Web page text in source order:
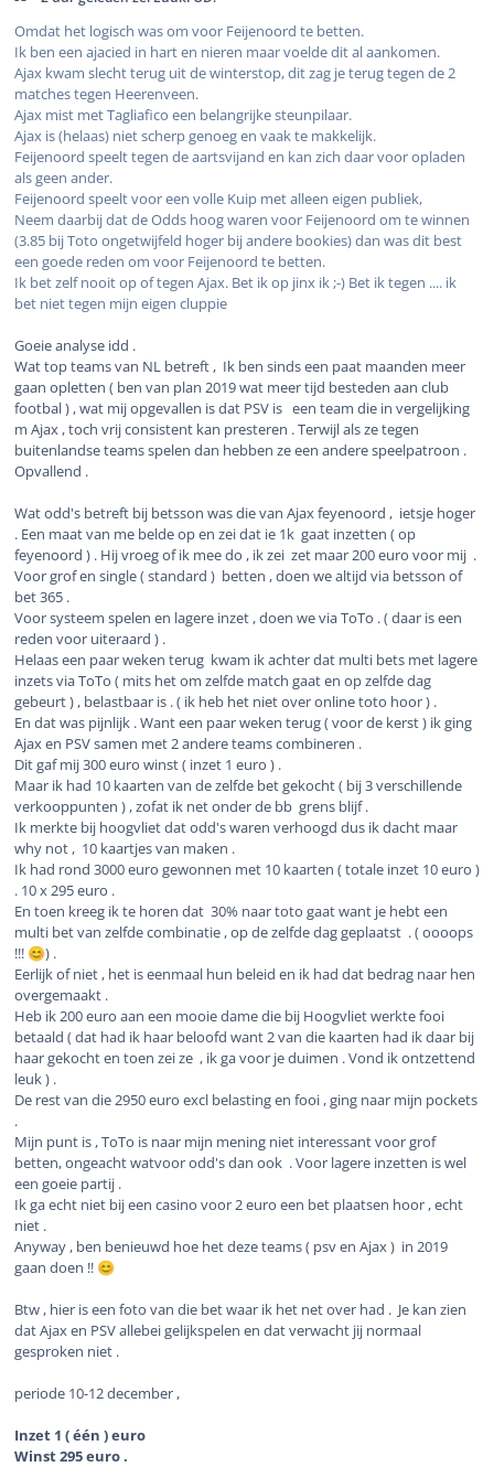
Omdat het logisch was om voor Feijenoord te betten.
Ik ben een ajacied in hart en nieren maar voelde dit al aankomen.
Ajax kwam slecht terug uit de winterstop, dit zag je terug tegen de 2
matches tegen Heerenveen.
Ajax mist met Tagliafico een belangrijke steunpilaar.
Ajax is (helaas) niet scherp genoeg en vaak te makkelijk.
Feijenoord speelt tegen de aartsvijand en kan zich daar voor opladen
als geen ander.
Feijenoord speelt voor een volle Kuip met alleen eigen publiek,
Neem daarbij dat de Odds hoog waren voor Feijenoord om te winnen
(3.85 bij Toto ongetwijfeld hoger bij andere bookies) dan was dit best
een goede reden om voor Feijenoord te betten.
Ik bet zelf nooit op of tegen Ajax. Bet ik op jinx ik ;-) Bet ik tegen .... ik
bet niet tegen mijn eigen cluppie
Goeie analyse idd .
Wat top teams van NL betreft , Ik ben sinds een paat maanden meer
gaan opletten ( ben van plan 2019 wat meer tijd besteden aan club
footbal ) , wat mij opgevallen is dat PSV is een team die in vergelijking
m Ajax , toch vrij consistent kan presteren . Terwijl als ze tegen
buitenlandse teams spelen dan hebben ze een andere speelpatroon .
Opvallend .
Wat odd's betreft bij betsson was die van Ajax feyenoord , ietsje hoger
. Een maat van me belde op en zei dat ie 1k gaat inzetten ( op
feyenoord ) . Hij vroeg of ik mee do , ik zei zet maar 200 euro voor mij .
Voor grof en single ( standard ) betten , doen we altijd via betsson of
bet 365 .
Voor systeem spelen en lagere inzet , doen we via ToTo . ( daar is een
reden voor uiteraard ) .
Helaas een paar weken terug kwam ik achter dat multi bets met lagere
inzets via ToTo ( mits het om zelfde match gaat en op zelfde dag
gebeurt ) , belastbaar is . ( ik heb het niet over online toto hoor ) .
En dat was pijnlijk . Want een paar weken terug ( voor de kerst ) ik ging
Ajax en PSV samen met 2 andere teams combineren .
Dit gaf mij 300 euro winst ( inzet 1 euro ) .
Maar ik had 10 kaarten van de zelfde bet gekocht ( bij 3 verschillende
verkooppunten ) , zofat ik net onder de bb grens blijf .
Ik merkte bij hoogvliet dat odd's waren verhoogd dus ik dacht maar
why not , 10 kaartjes van maken .
Ik had rond 3000 euro gewonnen met 10 kaarten ( totale inzet 10 euro )
. 10 x 295 euro .
En toen kreeg ik te horen dat 30% naar toto gaat want je hebt een
multi bet van zelfde combinatie , op de zelfde dag geplaatst . ( oooops
!!! 😊) .
Eerlijk of niet , het is eenmaal hun beleid en ik had dat bedrag naar hen
overgemaakt .
Heb ik 200 euro aan een mooie dame die bij Hoogvliet werkte fooi
betaald ( dat had ik haar beloofd want 2 van die kaarten had ik daar bij
haar gekocht en toen zei ze , ik ga voor je duimen . Vond ik ontzettend
leuk ) .
De rest van die 2950 euro excl belasting en fooi , ging naar mijn pockets
.
Mijn punt is , ToTo is naar mijn mening niet interessant voor grof
betten, ongeacht watvoor odd's dan ook . Voor lagere inzetten is wel
een goeie partij .
Ik ga echt niet bij een casino voor 2 euro een bet plaatsen hoor , echt
niet .
Anyway , ben benieuwd hoe het deze teams ( psv en Ajax ) in 2019
gaan doen !! 😊
Btw , hier is een foto van die bet waar ik het net over had . Je kan zien
dat Ajax en PSV allebei gelijkspelen en dat verwacht jij normaal
gesproken niet .
periode 10-12 december ,
Inzet 1 ( één ) euro
Winst 295 euro .